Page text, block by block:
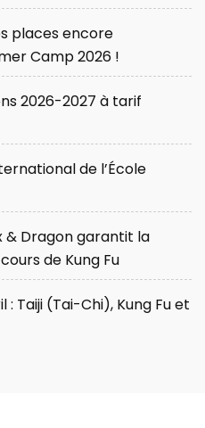
places encore
Camp 2026 !
2026-2027 à tarif
de l’École
& Dragon garantit la
de Kung Fu
Taiji (Tai-Chi), Kung Fu et